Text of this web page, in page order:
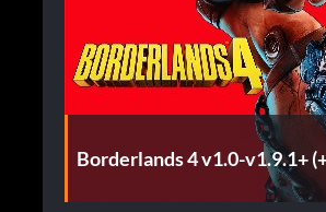
Borderlands 4 v1.0-v1.9.1+